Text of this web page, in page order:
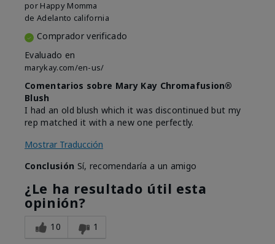
por Happy Momma
de Adelanto california
Comprador verificado
Evaluado en
marykay.com/en-us/
Comentarios sobre Mary Kay Chromafusion®
Blush
I had an old blush which it was discontinued but my
rep matched it with a new one perfectly.
Mostrar Traducción
Conclusión Sí, recomendaría a un amigo
¿Le ha resultado útil esta
opinión?
10 1